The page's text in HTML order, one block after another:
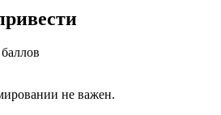
не важен.